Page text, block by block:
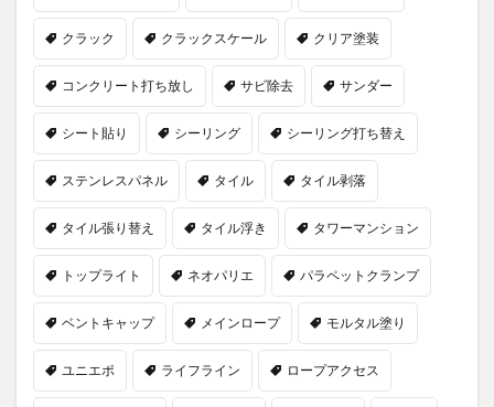
クラック クラックスケール クリア塗装
コンクリート打ち放し サビ除去 サンダー
シート貼り シーリング シーリング打ち替え
ステンレスパネル タイル タイル剥落
タイル張り替え タイル浮き タワーマンション
トップライト ネオパリエ パラペットクランプ
ベントキャップ メインロープ モルタル塗り
ユニエポ ライフライン ロープアクセス